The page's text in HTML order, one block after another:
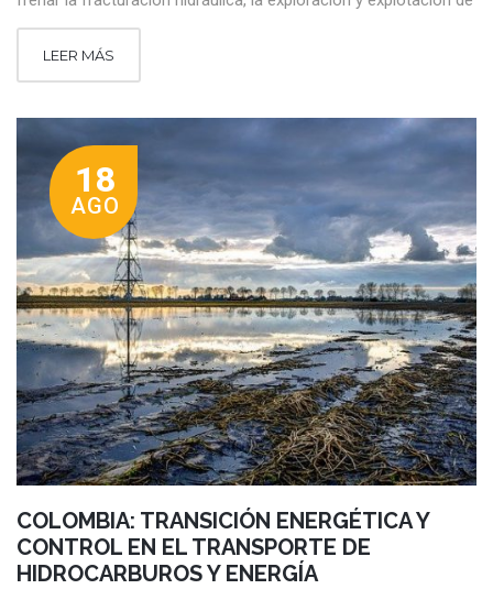
LEER MÁS
18
AGO
COLOMBIA: TRANSICIÓN ENERGÉTICA Y
CONTROL EN EL TRANSPORTE DE
HIDROCARBUROS Y ENERGÍA